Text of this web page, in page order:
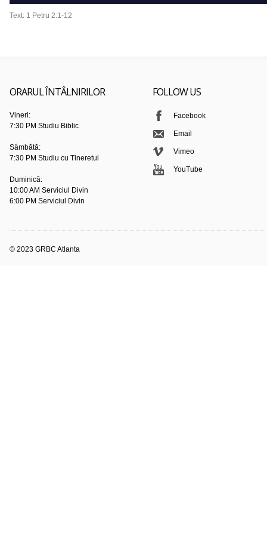
Text: 1 Petru 2:1-12
ORARUL ÎNTÂLNIRILOR
Vineri:
7:30 PM Studiu Biblic
Sâmbătă:
7:30 PM Studiu cu Tineretul
Duminică:
10:00 AM Serviciul Divin
6:00 PM Serviciul Divin
FOLLOW US
Facebook
Email
Vimeo
YouTube
© 2023 GRBC Atlanta